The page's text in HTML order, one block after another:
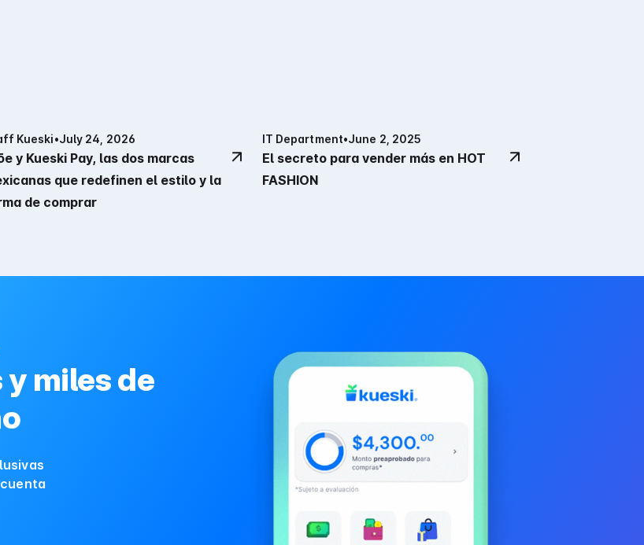
Kueski•July 24, 2026
y Kueski Pay, las dos marcas
que redefinen el estilo y la
de comprar
IT Department•June 2, 2025
El secreto para vender más en HOT
FASHION
miles de